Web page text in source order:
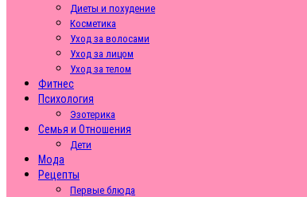
Диеты и похудение
Косметика
Уход за волосами
Уход за лицом
Уход за телом
Фитнес
Психология
Эзотерика
Семья и Отношения
Дети
Мода
Рецепты
Первые блюда